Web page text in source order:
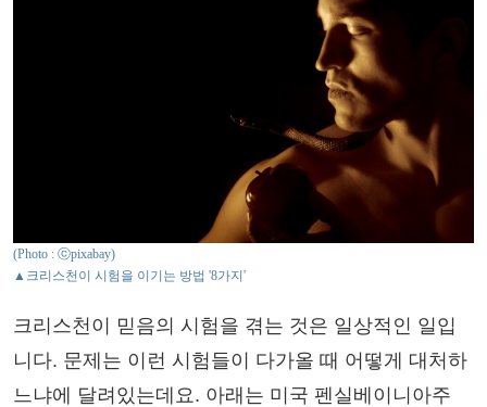
(Photo : ⓒpixabay)
▲크리스천이 시험을 이기는 방법 '8가지'
크리스천이 믿음의 시험을 겪는 것은 일상적인 일입
니다. 문제는 이런 시험들이 다가올 때 어떻게 대처하
느냐에 달려있는데요. 아래는 미국 펜실베이니아주